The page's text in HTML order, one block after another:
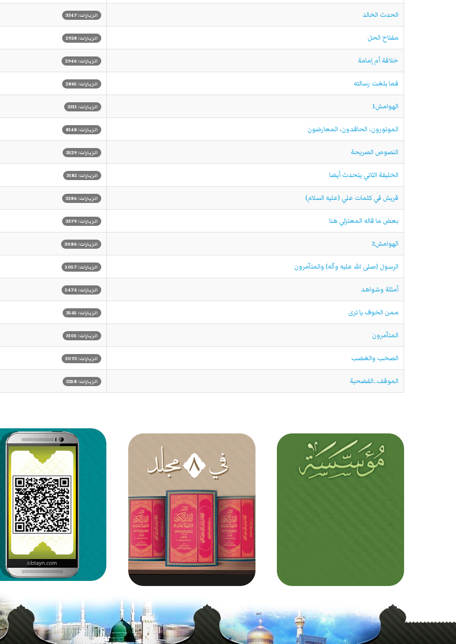
الحدث الخالد الزيارات: 3347
مفتاح الحل الزيارات: 2928
خلافة أم إمامة‍‍ ‍‍‍‍‍‍‌‍‍‍‍‍‍‍‍‍‍‍‍‍ الزيارات: 2946
فما بلغت رسالته الزيارات: 2865
الهوامش1 الزيارات: 3311
الموتورون، الحاقدون، المعارضون الزيارات: 8148
النصوص الصريحة الزيارات: 3529
الخليفة الثاني يتحدث أيضا الزيارات: 3182
قريش في كلمات علي (عليه السلام) الزيارات: 3286
بعض ما قاله المعتزلي هنا الزيارات: 3379
الهوامش2 الزيارات: 3086
الرسول (صلى الله عليه وآله) والمتآمرون الزيارات: 5057
أمثلة وشواهد الزيارات: 5474
ممن الخوف يا ترى الزيارات: 3545
المتآمرون الزيارات: 3105
الصخب والغضب الزيارات: 3073
الموقف..الفضحية الزيارات: 3258